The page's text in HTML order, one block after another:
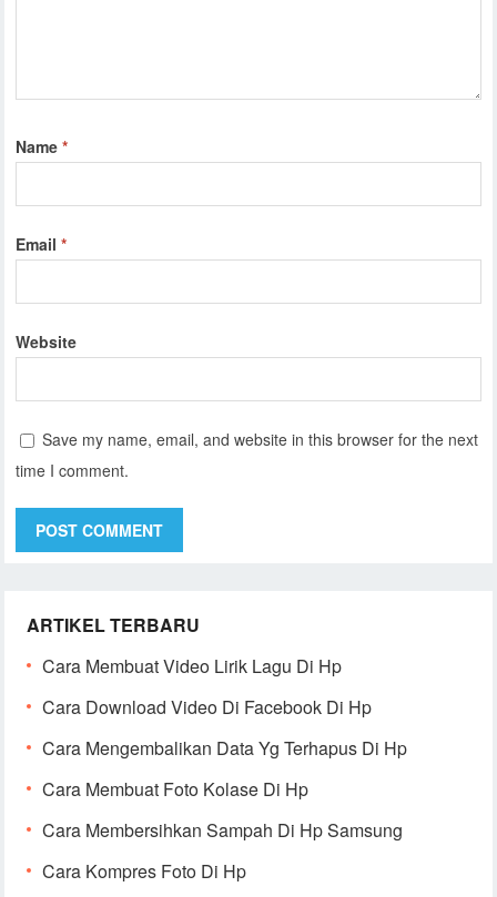
Name*
Email*
Website
Save my name, email, and website in this browser for the next
time I comment.
ARTIKEL TERBARU
Cara Membuat Video Lirik Lagu Di Hp
Cara Download Video Di Facebook Di Hp
Cara Mengembalikan Data Yg Terhapus Di Hp
Cara Membuat Foto Kolase Di Hp
Cara Membersihkan Sampah Di Hp Samsung
Cara Kompres Foto Di Hp